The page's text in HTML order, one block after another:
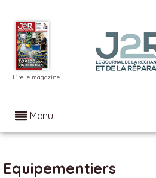
Lire le magazine
Menu
Equipementiers